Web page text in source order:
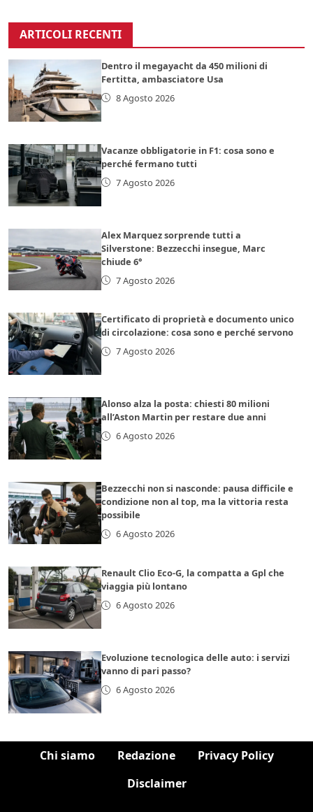
ARTICOLI RECENTI
Dentro il megayacht da 450 milioni di
Fertitta, ambasciatore Usa
8 Agosto 2026
Vacanze obbligatorie in F1: cosa sono e
perché fermano tutti
7 Agosto 2026
Alex Marquez sorprende tutti a
Silverstone: Bezzecchi insegue, Marc
chiude 6°
7 Agosto 2026
Certificato di proprietà e documento unico
di circolazione: cosa sono e perché servono
7 Agosto 2026
Alonso alza la posta: chiesti 80 milioni
all’Aston Martin per restare due anni
6 Agosto 2026
Bezzecchi non si nasconde: pausa difficile e
condizione non al top, ma la vittoria resta
possibile
6 Agosto 2026
Renault Clio Eco-G, la compatta a Gpl che
viaggia più lontano
6 Agosto 2026
Evoluzione tecnologica delle auto: i servizi
vanno di pari passo?
6 Agosto 2026
Chi siamo Redazione
Privacy Policy
Disclaimer